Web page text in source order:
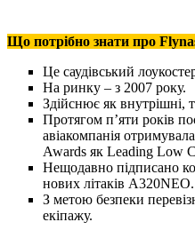
Що потрібно знати про
Це саудівський
На ринку – з 2007 року.
Здійснює як внутрішні,
Протягом п’яти років
авіакомпанія
Awards як Leading Low
Нещодавно підписано
нових літаків A320NEO.
З метою безпеки
екіпажу.